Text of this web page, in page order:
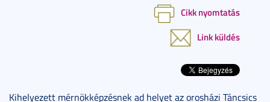
Cikk nyomtatás
Link küldés
Kihelyezett mérnökképzésnek ad helyet az orosházi Táncsics